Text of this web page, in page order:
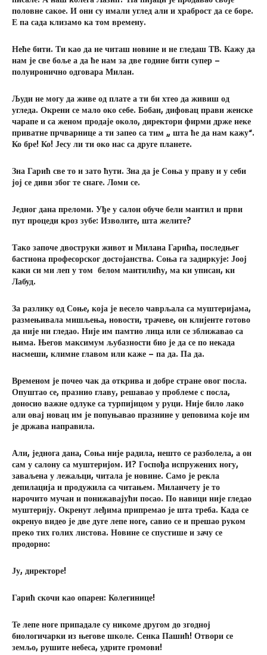
половне сакое. И они су имали углед али и храброст да се боре.
Е па сада клизамо ка том времену.
Неће бити. Ти као да не читаш новине и не гледаш ТВ. Кажу да
нам је све боље а да ће нам за две године бити супер –
полуиронично одговара Милан.
Људи не могу да живе од плате а ти би хтео да живиш од
угледа. Окрени се мало око себе. Бобан, дифовац прави женске
чарапе и са женом продаје около, директори фирми држе неке
приватне прчварнице а ти запео са тим „ шта ће да нам кажу“.
Ко бре! Ко! Јесу ли ти око нас са друге планете.
Зна Гарић све то и зато ћути. Зна да је Соња у праву и у себи
јој се диви због те снаге. Ломи се.
Једног дана преломи. Уђе у салон обуче бели мантил и први
пут процеди кроз зубе: Изволите, шта желите?
Тако започе двоструки живот и Милана Гарића, последњег
бастиона професорског достојанства. Соња га задиркује: Јоој
каки си ми леп у том белом мантилићу, ма ки уписан, ки
Лабуд.
За разлику од Соње, која је весело чаврљала са муштеријама,
размењивала мишљења, новости, трачеве, он клијенте готово
да није ни гледао. Није им памтио лица или се зближавао са
њима. Његов максимум љубазности био је да се по некада
насмеши, климне главом или каже – па да. Па да.
Временом је почео чак да открива и добре стране овог посла.
Опуштао се, празнио главу, решавао у проблеме с посла,
доносио важне одлуке са турпијицом у руци. Није било лако
али овај новац им је попуњавао празнине у џеповима које им
је држава направила.
Али, једнога дана, Соња није радила, нешто се разболела, а он
сам у салону са муштеријом. И? Госпођа испружених ногу,
заваљена у лежаљци, читала је новине. Само је рекла
депилација и продужила са читањем. Миланчету је то
нарочито мучан и понижавајући посао. По навици није гледао
муштерију. Окренут леђима припремао је шта треба. Када се
окренуо видео је две дуге лепе ноге, савио се и прешао руком
преко тих голих листова. Новине се спустише и зачу се
продорно:
Ју, директоре!
Гарић скочи као опарен: Колегинице!
Те лепе ноге припадале су никоме другом до згодној
биологичарки из његове школе. Сенка Пашић! Отвори се
земљо, рушите небеса, удрите громови!